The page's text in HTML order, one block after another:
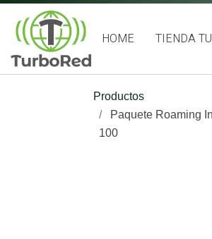
HOME TIENDA
Productos
Paquete Roaming
100